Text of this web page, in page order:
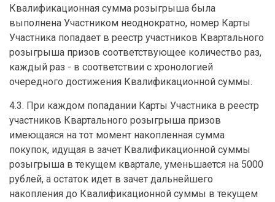
Квалификационная сумма розыгрыша была
выполнена Участником неоднократно, номер Карты
Участника попадает в реестр участников Квартального
розыгрыша призов соответствующее количество раз,
каждый раз - в соответствии с хронологией
очередного достижения Квалификационной суммы.
4.3. При каждом попадании Карты Участника в реестр
участников Квартального розыгрыша призов
имеющаяся на тот момент накопленная сумма
покупок, идущая в зачет Квалификационной суммы
розыгрыша в текущем квартале, уменьшается на 5000
рублей, а остаток идет в зачет дальнейшего
накопления до Квалификационной суммы в текущем